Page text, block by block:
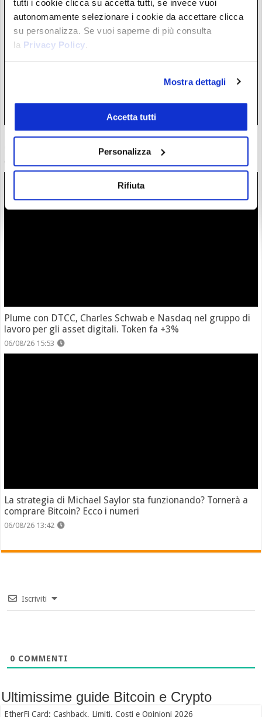
tutti i cookie clicca su accetta tutti, se invece vuoi
autonomamente selezionare i cookie da accettare clicca
su personalizza. Se vuoi saperne di più consulta
la Privacy Policy.
Mostra dettagli
Accetta tutti
Personalizza
Rifiuta
ETF Bitcoin: Wall Street accoglie investimenti dopo hack
Coldcard. C’è chi ha mollato l’autocustodia?
Plume con DTCC, Charles Schwab e Nasdaq nel gruppo di
lavoro per gli asset digitali. Token fa +3%
06/08/26 15:53
La strategia di Michael Saylor sta funzionando? Tornerà a
comprare Bitcoin? Ecco i numeri
06/08/26 13:42
Iscriviti
0 COMMENTI
Ultimissime guide Bitcoin e Crypto
EtherFi Card: Cashback, Limiti, Costi e Opinioni 2026